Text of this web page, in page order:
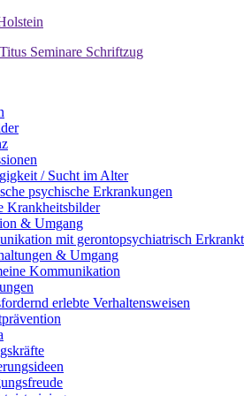
/ Sucht im Alter
psychische Erkrankungen
Krankheitsbilder
& Umgang
mit gerontopsychiatrisch
& Umgang
Kommunikation
erlebte Verhaltensweisen